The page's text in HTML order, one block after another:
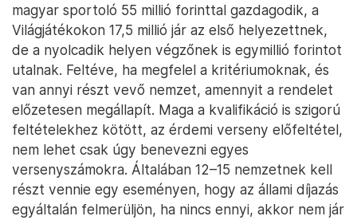
magyar sportoló 55 millió forinttal gazdagodik, a
Világjátékokon 17,5 millió jár az első helyezettnek,
de a nyolcadik helyen végzőnek is egymillió forintot
utalnak. Feltéve, ha megfelel a kritériumoknak, és
van annyi részt vevő nemzet, amennyit a rendelet
előzetesen megállapít. Maga a kvalifikáció is szigorú
feltételekhez kötött, az érdemi verseny előfeltétel,
nem lehet csak úgy benevezni egyes
versenyszámokra. Általában 12–15 nemzetnek kell
részt vennie egy eseményen, hogy az állami díjazás
egyáltalán felmerüljön, ha nincs ennyi, akkor nem jár